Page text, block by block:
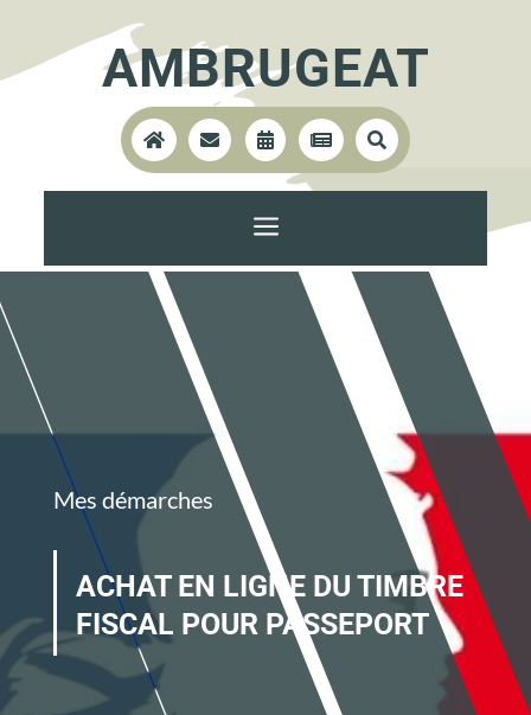
AMBRUGEAT
    
a
Mes démarches
ACHAT EN LIGNE DU TIMBRE
FISCAL POUR PASSEPORT